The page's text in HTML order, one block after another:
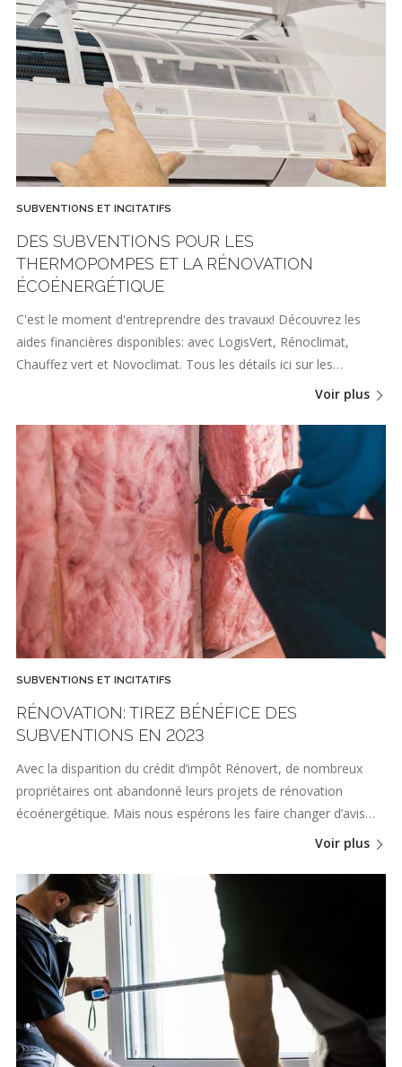
SUBVENTIONS ET INCITATIFS
DES SUBVENTIONS POUR LES
THERMOPOMPES ET LA RÉNOVATION
ÉCOÉNERGÉTIQUE
C'est le moment d'entreprendre des travaux! Découvrez les
aides financières disponibles: avec LogisVert, Rénoclimat,
Chauffez vert et Novoclimat. Tous les détails ici sur les…
Voir plus
SUBVENTIONS ET INCITATIFS
RÉNOVATION: TIREZ BÉNÉFICE DES
SUBVENTIONS EN 2023
Avec la disparition du crédit d’impôt Rénovert, de nombreux
propriétaires ont abandonné leurs projets de rénovation
écoénergétique. Mais nous espérons les faire changer d’avis…
Voir plus